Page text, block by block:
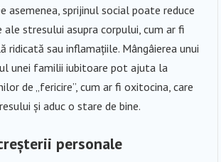
asemenea, sprijinul social poate reduce
stresului asupra corpului, cum ar fi
ridicată sau inflamațiile. Mângâierea unui
unei familii iubitoare pot ajuta la
de „fericire”, cum ar fi oxitocina, care
și aduc o stare de bine.
personale